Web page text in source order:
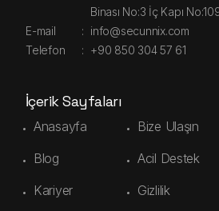
Binası No:3 İç Kapı
E-mail
: info@secunnix.com
Telefon
: +90 850 304 57 61
İçerik Sayfaları
Anasayfa
Bize Ulaşın
Blog
Acil Destek
Kariyer
Gizlilik